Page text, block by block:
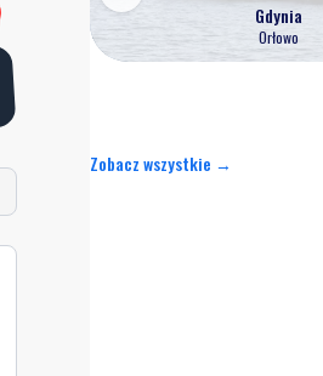
Gdynia
Orłowo
Zobacz wszystkie →